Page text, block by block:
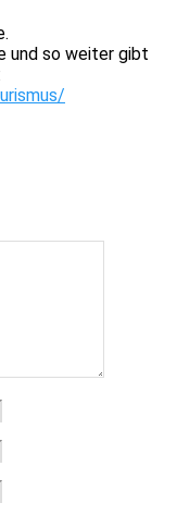
und so weiter gibt